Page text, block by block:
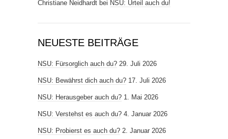
Christiane Neidhardt bei NSU: Urteil auch du!
NEUESTE BEITRÄGE
NSU: Fürsorglich auch du? 29. Juli 2026
NSU: Bewährst dich auch du? 17. Juli 2026
NSU: Herausgeber auch du? 1. Mai 2026
NSU: Verstehst es auch du? 4. Januar 2026
NSU: Probierst es auch du? 2. Januar 2026